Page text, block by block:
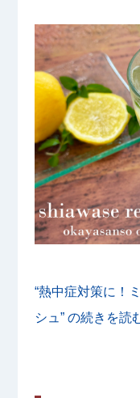
“熱中症対策に！
シュ” の続きを読